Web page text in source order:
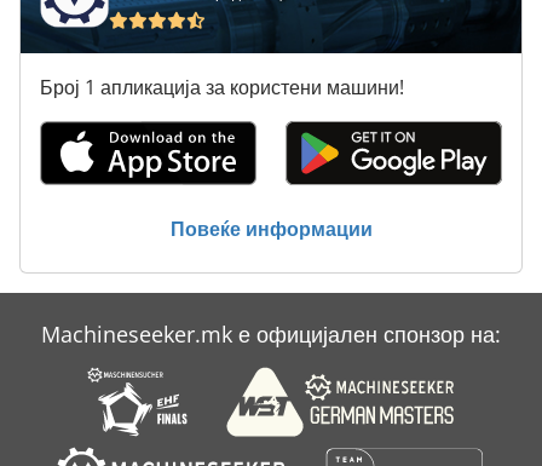
Брајан Беккум Месо Бас 315
Вклучување Господар Профит 2
Наклонет Капетан 200 Л
Број 1 апликација за користени машини!
Повеќе информации
Machineseeker.mk е официјален спонзор на: